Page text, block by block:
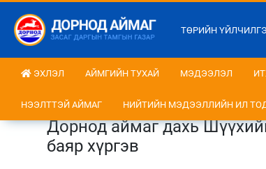
ТӨРИЙН
ЭХЛЭЛ АЙМГИЙН ТУХАЙ МЭДЭЭЛЭЛ
НЭЭЛТТЭЙ АЙМАГ НИЙТИЙН МЭДЭЭЛЛИЙН ИЛ
Дорнод аймаг дахь
баяр хүргэв